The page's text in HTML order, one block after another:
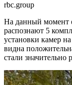
rbc.group
На данный момент
распознают 5
установки камер
видна
стали значительно